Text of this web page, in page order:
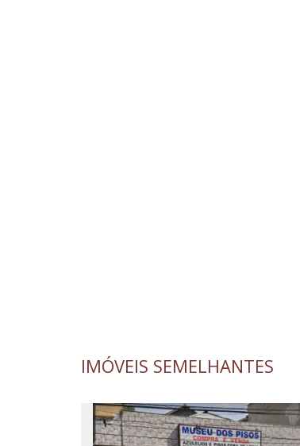
IMÓVEIS SEMELHANTES